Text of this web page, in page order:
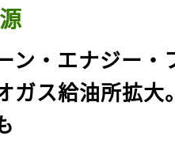
ン・エナジー・
ガス給油所拡大